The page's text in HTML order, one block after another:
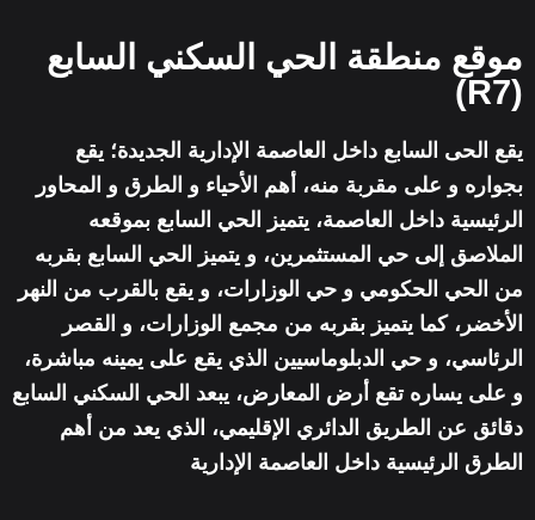
موقع منطقة الحي السكني السابع
(R7)
يقع الحى السابع داخل العاصمة الإدارية الجديدة؛ يقع
بجواره و على مقربة منه، أهم الأحياء و الطرق و المحاور
الرئيسية داخل العاصمة، يتميز الحي السابع بموقعه
الملاصق إلى حي المستثمرين، و يتميز الحي السابع بقربه
من الحي الحكومي و حي الوزارات، و يقع بالقرب من النهر
الأخضر، كما يتميز بقربه من مجمع الوزارات، و القصر
الرئاسي، و حي الدبلوماسيين الذي يقع على يمينه مباشرة،
و على يساره تقع أرض المعارض، يبعد الحي السكني السابع
دقائق عن الطريق الدائري الإقليمي، الذي يعد من أهم
الطرق الرئيسية داخل العاصمة الإدارية